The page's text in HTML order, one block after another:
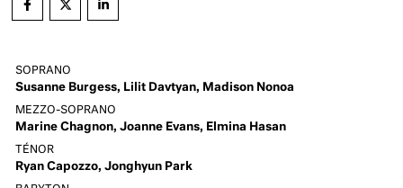
SOPRANO
Susanne Burgess, Lilit Davtyan, Madison Nonoa
MEZZO-SOPRANO
Marine Chagnon, Joanne Evans, Elmina Hasan
TÉNOR
Ryan Capozzo, Jonghyun Park